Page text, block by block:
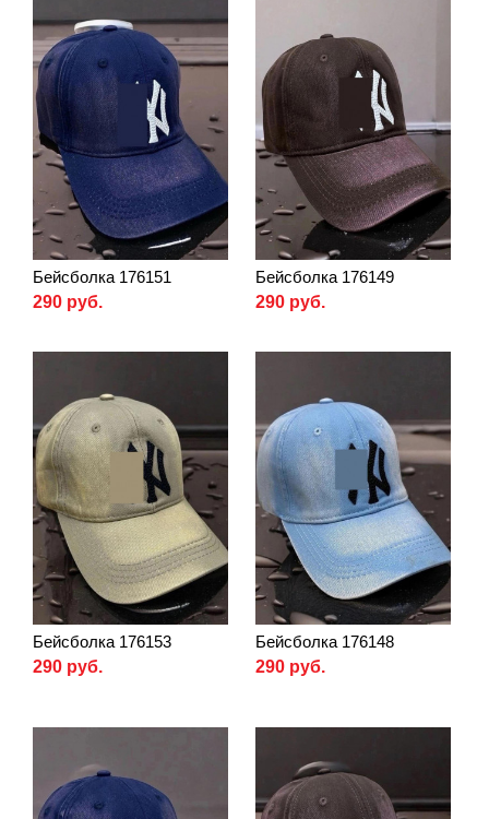
Бейсболка 176151
290 руб.
Бейсболка 176149
290 руб.
Бейсболка 176153
290 руб.
Бейсболка 176148
290 руб.